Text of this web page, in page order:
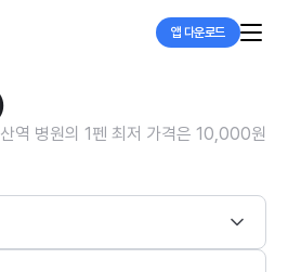
앱 다운로드
역 병원의 1펜 최저 가격은 10,000원